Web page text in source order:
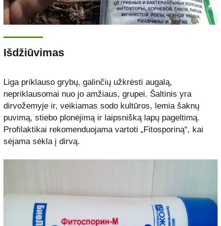
Išdžiūvimas
Liga priklauso grybų, galinčių užkrėsti augalą,
nepriklausomai nuo jo amžiaus, grupei. Šaltinis yra
dirvožemyje ir, veikiamas sodo kultūros, lemia šaknų
puvimą, stiebo plonėjimą ir laipsnišką lapų pageltimą.
Profilaktikai rekomenduojama vartoti „Fitosporiną“, kai
sėjama sėkla į dirvą.